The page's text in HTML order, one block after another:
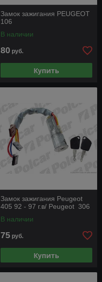
Замок зажигания PEUGEOT
106
В наличии
80 руб.
Купить
Замок зажигания Peugeot
405 92 - 97 г.в/ Peugeot 306
В наличии
75 руб.
Купить